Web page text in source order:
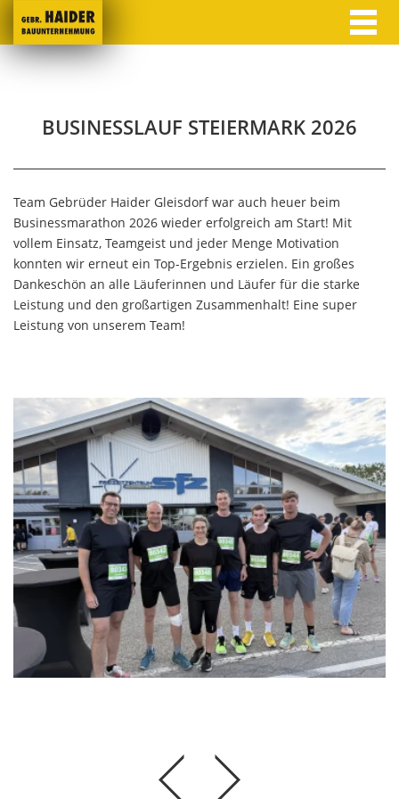
BUSINESSLAUF STEIERMARK 2026
Team Gebrüder Haider Gleisdorf war auch heuer beim
Businessmarathon 2026 wieder erfolgreich am Start! Mit
vollem Einsatz, Teamgeist und jeder Menge Motivation
konnten wir erneut ein Top-Ergebnis erzielen. Ein großes
Dankeschön an alle Läuferinnen und Läufer für die starke
Leistung und den großartigen Zusammenhalt! Eine super
Leistung von unserem Team!